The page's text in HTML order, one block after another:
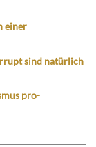
einer
sind natürlich
pro-